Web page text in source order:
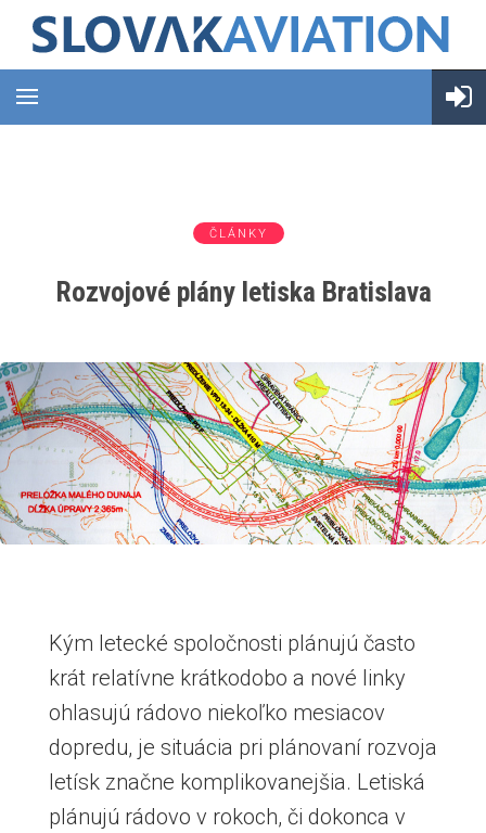
ČLÁNKY
Rozvojové plány letiska Bratislava
Kým letecké spoločnosti plánujú často
krát relatívne krátkodobo a nové linky
ohlasujú rádovo niekoľko mesiacov
dopredu, je situácia pri plánovaní rozvoja
letísk značne komplikovanejšia. Letiská
plánujú rádovo v rokoch, či dokonca v